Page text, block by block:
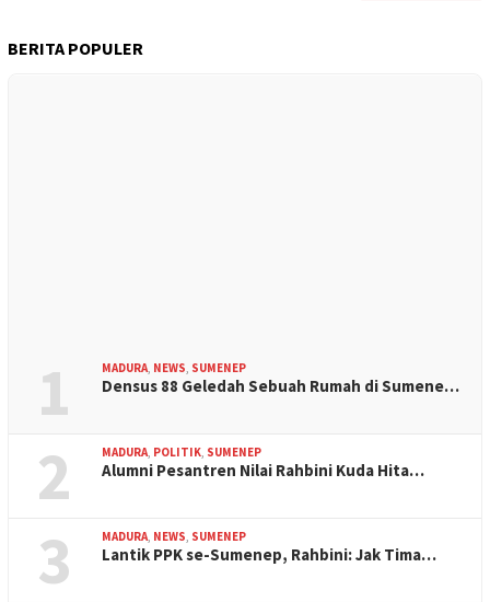
BERITA POPULER
1 MADURA, NEWS, SUMENEP
Densus 88 Geledah Sebuah Rumah di Sumene…
2 MADURA, POLITIK, SUMENEP
Alumni Pesantren Nilai Rahbini Kuda Hita…
3 MADURA, NEWS, SUMENEP
Lantik PPK se-Sumenep, Rahbini: Jak Tima…